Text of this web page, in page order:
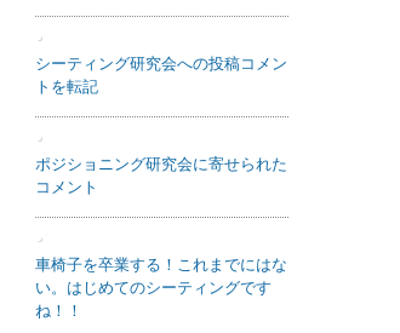
It’s a great organization that teache
s me things I don’t know.